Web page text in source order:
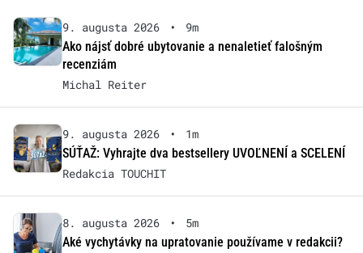
9. augusta 2026 •
9m
Ako nájsť dobré ubytovanie a nenaletieť falošným
recenziám
Michal Reiter
9. augusta 2026 •
1m
SÚŤAŽ: Vyhrajte dva bestsellery UVOĽNENÍ a SCELENÍ
Redakcia TOUCHIT
8. augusta 2026 •
5m
Aké vychytávky na upratovanie používame v redakcii?